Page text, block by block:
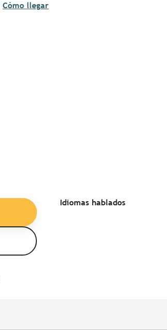
Cómo llegar
Idiomas hablados
Idiomas hablados